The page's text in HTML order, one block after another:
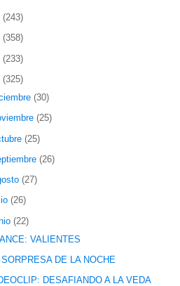
(243)
(358)
(233)
(325)
(30)
(25)
(25)
(26)
(27)
(26)
(22)
VALIENTES
SORPRESA DE LA NOCHE
DESAFIANDO A LA VEDA